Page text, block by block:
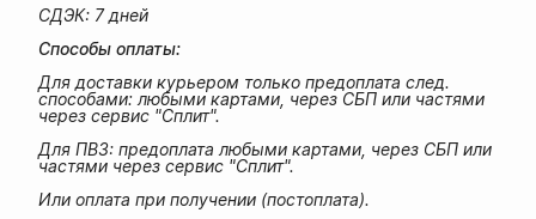
СДЭК: 7 дней
Способы оплаты:
Для доставки курьером только предоплата след.
способами: любыми картами, через СБП или частями
через сервис "Сплит".
Для ПВЗ: предоплата любыми картами, через СБП или
частями через сервис "Сплит".
Или оплата при получении (постоплата).